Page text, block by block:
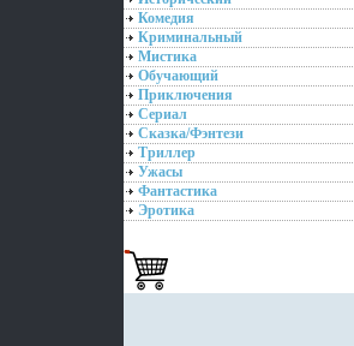
Комедия
Криминальный
Мистика
Обучающий
Приключения
Сериал
Сказка/Фэнтези
Триллер
Ужасы
Фантастика
Эротика